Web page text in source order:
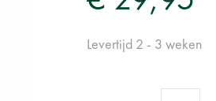
Levertijd 2 - 3 weken